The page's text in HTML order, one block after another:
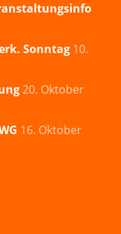
Sonntag 10.
20. Oktober
16. Oktober